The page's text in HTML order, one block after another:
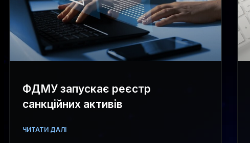
ФДМУ запускає реєстр
санкційних активів
ЧИТАТИ ДАЛІ